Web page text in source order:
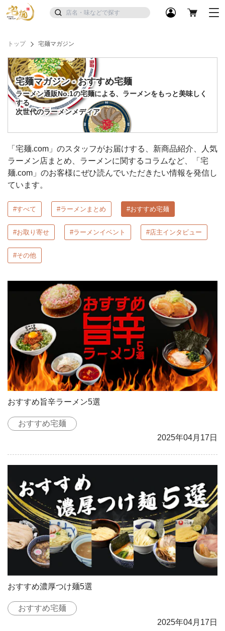
トップ 宅麺マガジン
宅麺マガジン - おすすめ宅麺
ラーメン通販No.1の宅麺による、ラーメンをもっと美味しく
する
次世代のラーメンメディア
「宅麺.com」のスタッフがお届けする、新商品紹介、人気
ラーメン店まとめ、ラーメンに関するコラムなど、「宅
麺.com」のお客様にぜひ読んでいただきたい情報を発信し
ています。
#すべて #ラーメンまとめ #おすすめ宅麺
#お取り寄せ #ラーメンイベント #店主インタビュー
#その他
おすすめ旨辛ラーメン5選
おすすめ宅麺
2025年04月17日
おすすめ濃厚つけ麺5選
おすすめ宅麺
2025年04月17日